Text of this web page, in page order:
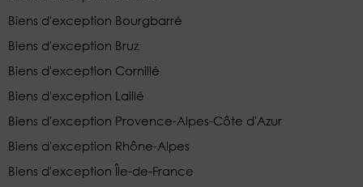
Biens d'exception Bourgbarré
Biens d'exception Bruz
Biens d'exception Cornillé
Biens d'exception Laillé
Biens d'exception Provence-Alpes-Côte d'Azur
Biens d'exception Rhône-Alpes
Biens d'exception Île-de-France